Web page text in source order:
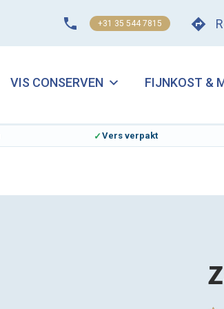
+31 35 544 7815
VIS CONSERVEN FIJNKOST &
Vers verpakt